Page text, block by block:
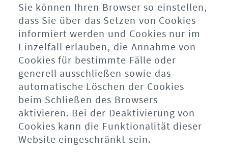
Sie können Ihren Browser so einstellen,
dass Sie über das Setzen von Cookies
informiert werden und Cookies nur im
Einzelfall erlauben, die Annahme von
Cookies für bestimmte Fälle oder
generell ausschließen sowie das
automatische Löschen der Cookies
beim Schließen des Browsers
aktivieren. Bei der Deaktivierung von
Cookies kann die Funktionalität dieser
Website eingeschränkt sein.